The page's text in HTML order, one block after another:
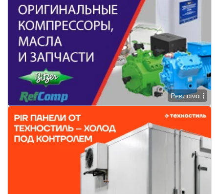
Реклама